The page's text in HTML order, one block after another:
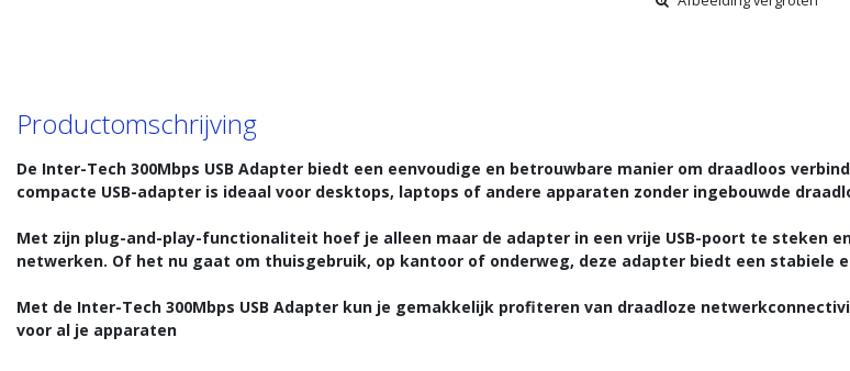
Productomschrijving
De Inter-Tech 300Mbps USB Adapter biedt een eenvoudige en betrouwbare manier om draadloos
compacte USB-adapter is ideaal voor desktops, laptops of andere apparaten zonder ingebouwde
Met zijn plug-and-play-functionaliteit hoef je alleen maar de adapter in een vrije USB-poort te
netwerken. Of het nu gaat om thuisgebruik, op kantoor of onderweg, deze adapter biedt een stabiele
Met de Inter-Tech 300Mbps USB Adapter kun je gemakkelijk profiteren van draadloze
voor al je apparaten